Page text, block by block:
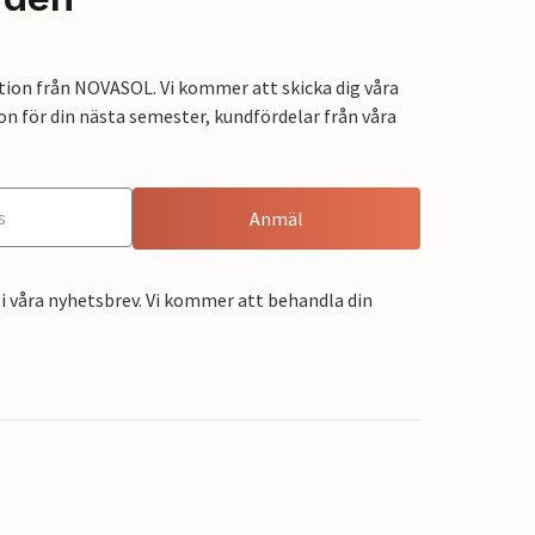
från NOVASOL. Vi kommer att skicka dig våra
för din nästa semester, kundfördelar från våra
Anmäl
nyhetsbrev. Vi kommer att behandla din